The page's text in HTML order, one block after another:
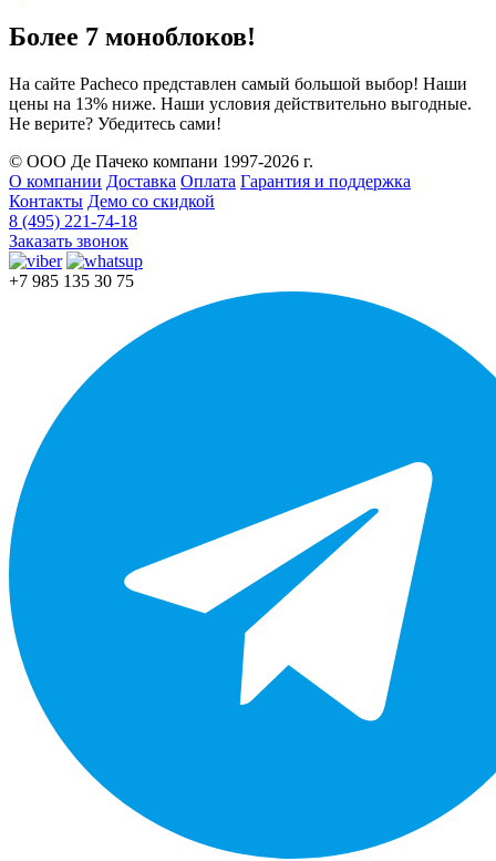
Более 7 моноблоков!
На сайте Pacheco представлен самый большой выбор! Наши
цены на 13% ниже. Наши условия действительно выгодные.
Не верите? Убедитесь сами!
© ООО Де Пачеко компани 1997-2026 г.
О компании Доставка Оплата Гарантия и поддержка
Контакты Демо со скидкой
8 (495) 221-74-18
Заказать звонок
+7 985 135 30 75